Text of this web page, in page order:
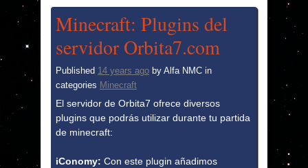
Minecraft: Plugins del
servidor Orbita7.com
Published 14 years ago by Alfa NMC in
categories Minecraft
El servidor de Orbita7 ofrece diversos
plugins que podrás utilizar durante tu partida
de minecraft:
iConomy: Con este plugin añadimos